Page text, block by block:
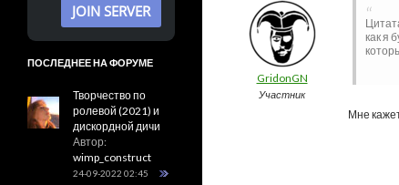
GridonGN
Участник
как я
Мне
JOIN SERVER
ПОСЛЕДНЕЕ НА ФОРУМЕ
Творчество по
ролевой (2021) и
дискордной дичи
Автор:
wimp_construct
24-09-2022 02:45